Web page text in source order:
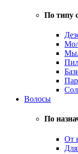
По типу
Волосы
По
От